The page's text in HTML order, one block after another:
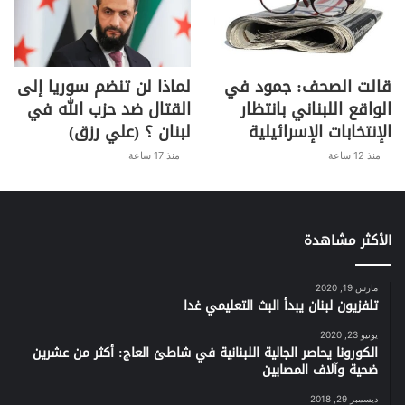
1966).”
وبدا لافتا ما أعلنه وزير العدل هنري خوري
من “ان ملف سلامة وصل إلى محكمة
التمييز الفرنسية وهو في طور التحقيق
الأوّلي”، مشيرا الى “ان الأوضاع الراهنة
الملفات تختلف من قاضٍ إلى آخر وملف
والاثنين يُصبح بين يديي القاضي بلال
حلاوي”. وأكد ان “دور الدولة الحفاظ على
المال العام ومن واجب قاضي التحقيق
الأول مُتابعة أي ملف والاستماع إلى
المتورّطين والقضاء أخذ قراره”.
قالت الصحف: جمود في
الواقع اللبناني بانتظار
الإنتخابات الإسرائيلية
منذ 12 ساعة
لماذا لن تنضم سوريا إلى
القتال ضد حزب الله في
لبنان ؟ (علي رزق)
منذ 17 ساعة
الأكثر مشاهدة
مارس 19, 2020
تلفزيون لبنان يبدأ البث التعليمي غدا
يونيو 23, 2020
الكورونا يحاصر الجالية اللبنانية في شاطئ العاج: أكثر من عشرين
ضحية وآلاف المصابين
ديسمبر 29, 2018